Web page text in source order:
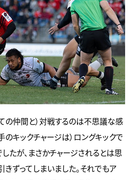
の仲間と）対戦するのは不思議な感
のキックチャージは）ロングキックで
たが、まさかチャージされるとは思
きずってしまいました。それでもア